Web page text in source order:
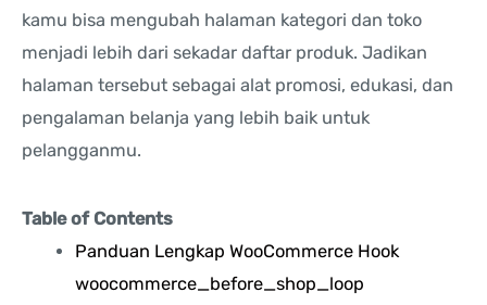
kamu bisa mengubah halaman kategori dan toko
menjadi lebih dari sekadar daftar produk. Jadikan
halaman tersebut sebagai alat promosi, edukasi, dan
pengalaman belanja yang lebih baik untuk
pelangganmu.
Table of Contents
Panduan Lengkap WooCommerce Hook
woocommerce_before_shop_loop